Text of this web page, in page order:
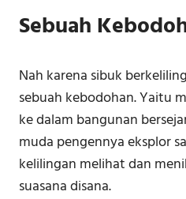
Sebuah
Nah karena sibuk
sebuah kebodohan. Yaitu
ke dalam bangunan
muda pengennya eksplor
kelilingan melihat dan
suasana disana.